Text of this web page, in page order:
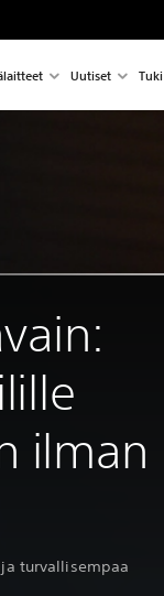
Uutiset Tuki
ilman
turvallisempaa